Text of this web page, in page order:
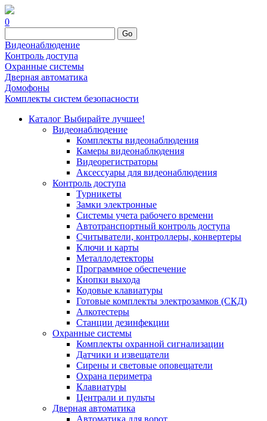
0
Go
Видеонаблюдение
Контроль доступа
Охранные системы
Дверная автоматика
Домофоны
Комплекты систем безопасности
Каталог Выбирайте лучшее!
Видеонаблюдение
Комплекты видеонаблюдения
Камеры видеонаблюдения
Видеорегистраторы
Аксессуары для видеонаблюдения
Контроль доступа
Турникеты
Замки электронные
Системы учета рабочего времени
Автотранспортный контроль доступа
Считыватели, контроллеры, конвертеры
Ключи и карты
Металлодетекторы
Программное обеспечение
Кнопки выхода
Кодовые клавиатуры
Готовые комплекты электрозамков (СКД)
Алкотестеры
Станции дезинфекции
Охранные системы
Комплекты охранной сигнализации
Датчики и извещатели
Сирены и световые оповещатели
Охрана периметра
Клавиатуры
Централи и пульты
Дверная автоматика
Автоматика для ворот